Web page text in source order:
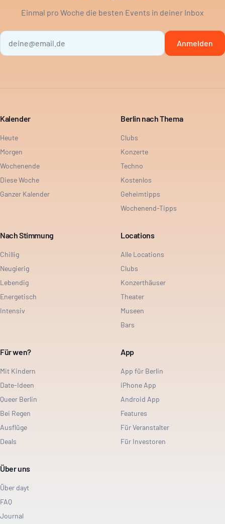
Einmal pro Woche die besten Events in deiner Inbox
Anmelden
Kalender
Heute
Morgen
Wochenende
Diese Woche
Ganzer Kalender
Berlin nach Thema
Clubs
Konzerte
Techno
Kostenlos
Geheimtipps
Wochenend-Tipps
Nach Stimmung
Chillig
Neugierig
Lebendig
Energetisch
Intensiv
Locations
Alle Locations
Clubs
Konzerthäuser
Theater
Museen
Bars
Für wen?
Mit Kindern
Date-Ideen
Queer Berlin
Bei Regen
Ausflüge
Deals
App
App für Berlin
iPhone App
Android App
Features
Für Veranstalter
Für Investoren
Über uns
Über dayt
FAQ
Journal